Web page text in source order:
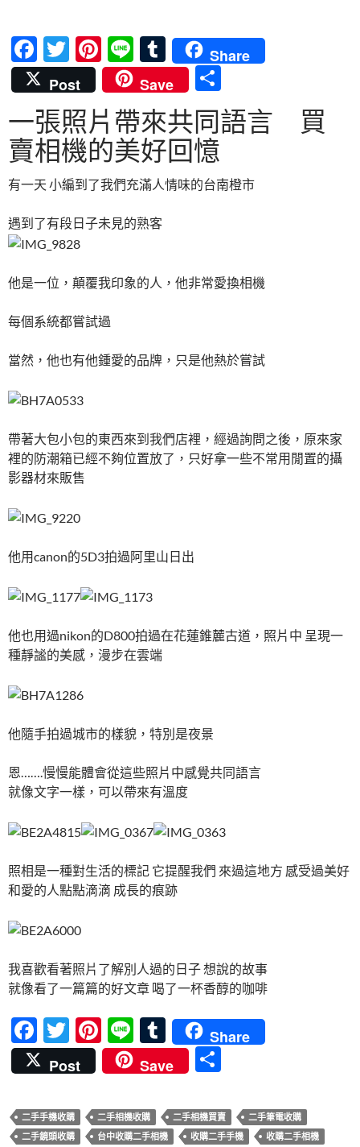
F
ac
e
b
o
o
T
w
itt
er
Pi
nt
er
es
t
Li
n
e
T
u
m
bl
r
Share
Post
Save
享
一張照片帶來共同語言 買
賣相機的美好回憶
有一天 小編到了我們充滿人情味的台南橙市
遇到了有段日子未見的熟客
他是一位，顛覆我印象的人，他非常愛換相機
每個系統都嘗試過
當然，他也有他鍾愛的品牌，只是他熱於嘗試
帶著大包小包的東西來到我們店裡，經過詢問之後，原來家
裡的防潮箱已經不夠位置放了，只好拿一些不常用閒置的攝
影器材來販售
他用canon的5D3拍過阿里山日出
他也用過nikon的D800拍過在花蓮錐麓古道，照片中 呈現一
種靜謐的美感，漫步在雲端
他隨手拍過城市的樣貌，特別是夜景
恩…….慢慢能體會從這些照片中感覺共同語言
就像文字一樣，可以帶來有溫度
照相是一種對生活的標記 它提醒我們 來過這地方 感受過美好
和愛的人點點滴滴 成長的痕跡
我喜歡看著照片了解別人過的日子 想說的故事
就像看了一篇篇的好文章 喝了一杯香醇的咖啡
F
ac
e
b
o
T
w
itt
er
Pi
nt
er
es
t
Li
n
e
T
u
m
bl
r
Share
Post
Save
二手手機收購 二手相機收購 二手相機買賣
二手筆電收購
二手鏡頭收購
台中收購二手相機 收購二手手機
收購二手相機